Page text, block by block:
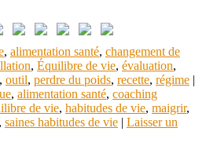
, alimentation santé, changement de
, Équilibre de vie, évaluation,
, outil, perdre du poids, recette, régime |
, alimentation santé, coaching
de vie, habitudes de vie, maigrir,
, saines habitudes de vie | Laisser un